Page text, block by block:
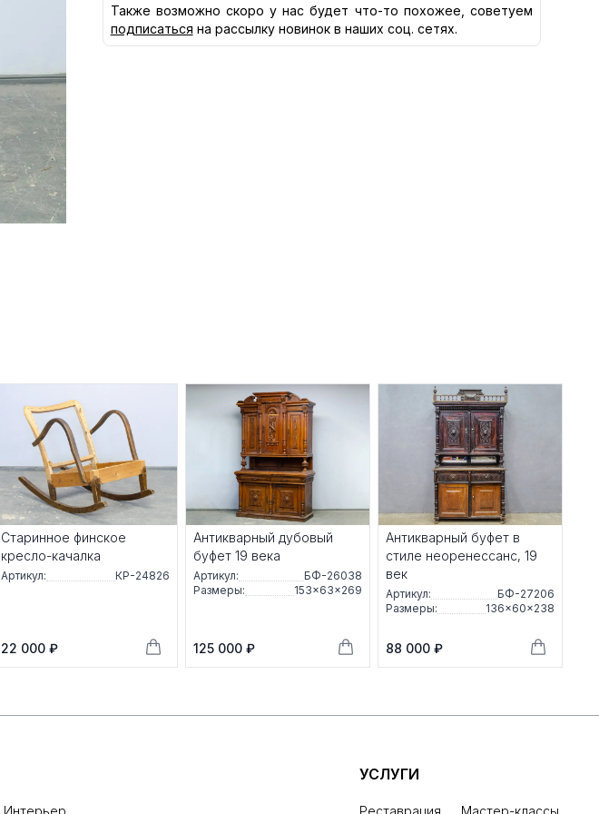
Также возможно скоро у нас будет что-то похожее, советуем
подписаться на рассылку новинок в наших соц. сетях.
Стaриннoe финское
креcло-качалка
Артикул: КР-24826
22 000 ₽
Антикварный дубовый
буфет 19 века
Артикул:
БФ-26038
Размеры:
153×63×269
125 000 ₽
Антикварный буфет в
стиле неоренессанс, 19
век
Артикул:
БФ-27206
Размеры:
136×60×238
88 000 ₽
УСЛУГИ